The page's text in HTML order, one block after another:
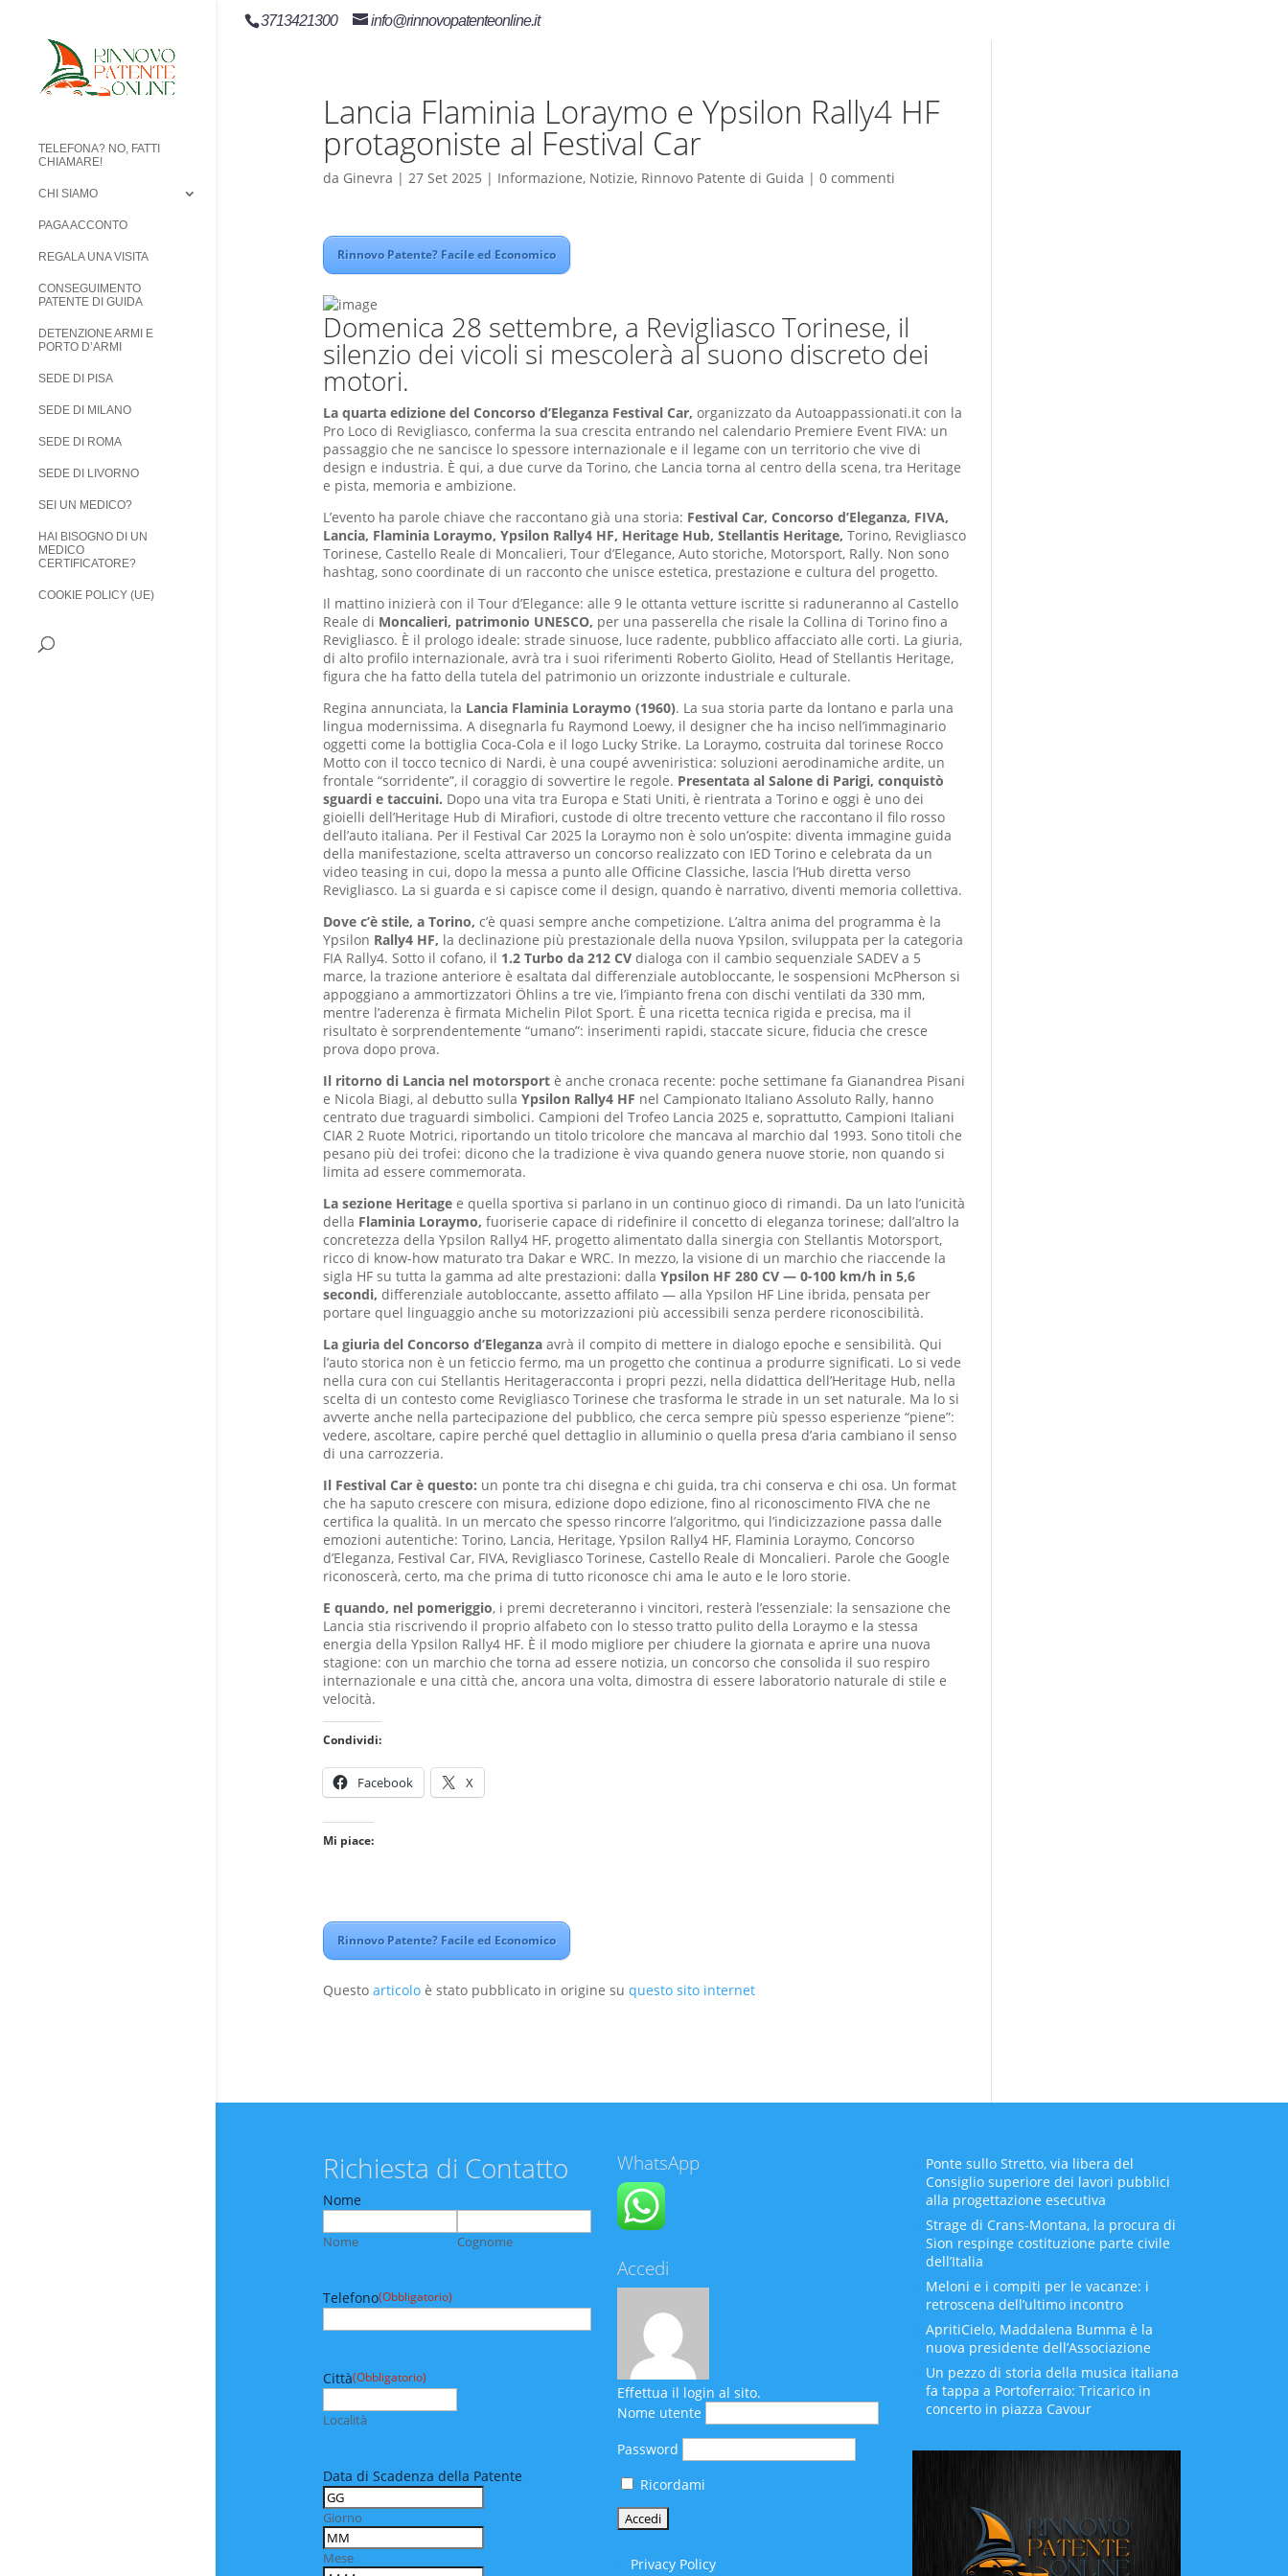
3713421300 info@rinnovopatenteonline.it
TELEFONA? NO, FATTI
CHIAMARE!
CHI SIAMO
PAGA ACCONTO
REGALA UNA VISITA
CONSEGUIMENTO
PATENTE DI GUIDA
DETENZIONE ARMI E
PORTO D’ARMI
SEDE DI PISA
SEDE DI MILANO
SEDE DI ROMA
SEDE DI LIVORNO
SEI UN MEDICO?
HAI BISOGNO DI UN
MEDICO
CERTIFICATORE?
COOKIE POLICY (UE)
Lancia Flaminia Loraymo e Ypsilon Rally4 HF
protagoniste al Festival Car
da Ginevra | 27 Set 2025 | Informazione, Notizie, Rinnovo Patente di Guida | 0 commenti
Rinnovo Patente? Facile ed Economico
Domenica 28 settembre, a Revigliasco Torinese, il
silenzio dei vicoli si mescolerà al suono discreto dei
motori.
La quarta edizione del Concorso d’Eleganza Festival Car, organizzato da Autoappassionati.it con la
Pro Loco di Revigliasco, conferma la sua crescita entrando nel calendario Premiere Event FIVA: un
passaggio che ne sancisce lo spessore internazionale e il legame con un territorio che vive di
design e industria. È qui, a due curve da Torino, che Lancia torna al centro della scena, tra Heritage
e pista, memoria e ambizione.
L’evento ha parole chiave che raccontano già una storia: Festival Car, Concorso d’Eleganza, FIVA,
Lancia, Flaminia Loraymo, Ypsilon Rally4 HF, Heritage Hub, Stellantis Heritage, Torino, Revigliasco
Torinese, Castello Reale di Moncalieri, Tour d’Elegance, Auto storiche, Motorsport, Rally. Non sono
hashtag, sono coordinate di un racconto che unisce estetica, prestazione e cultura del progetto.
Il mattino inizierà con il Tour d’Elegance: alle 9 le ottanta vetture iscritte si raduneranno al Castello
Reale di Moncalieri, patrimonio UNESCO, per una passerella che risale la Collina di Torino fino a
Revigliasco. È il prologo ideale: strade sinuose, luce radente, pubblico affacciato alle corti. La giuria,
di alto profilo internazionale, avrà tra i suoi riferimenti Roberto Giolito, Head of Stellantis Heritage,
figura che ha fatto della tutela del patrimonio un orizzonte industriale e culturale.
Regina annunciata, la Lancia Flaminia Loraymo (1960). La sua storia parte da lontano e parla una
lingua modernissima. A disegnarla fu Raymond Loewy, il designer che ha inciso nell’immaginario
oggetti come la bottiglia Coca-Cola e il logo Lucky Strike. La Loraymo, costruita dal torinese Rocco
Motto con il tocco tecnico di Nardi, è una coupé avveniristica: soluzioni aerodinamiche ardite, un
frontale “sorridente”, il coraggio di sovvertire le regole. Presentata al Salone di Parigi, conquistò
sguardi e taccuini. Dopo una vita tra Europa e Stati Uniti, è rientrata a Torino e oggi è uno dei
gioielli dell’Heritage Hub di Mirafiori, custode di oltre trecento vetture che raccontano il filo rosso
dell’auto italiana. Per il Festival Car 2025 la Loraymo non è solo un’ospite: diventa immagine guida
della manifestazione, scelta attraverso un concorso realizzato con IED Torino e celebrata da un
video teasing in cui, dopo la messa a punto alle Officine Classiche, lascia l’Hub diretta verso
Revigliasco. La si guarda e si capisce come il design, quando è narrativo, diventi memoria collettiva.
Dove c’è stile, a Torino, c’è quasi sempre anche competizione. L’altra anima del programma è la
Ypsilon Rally4 HF, la declinazione più prestazionale della nuova Ypsilon, sviluppata per la categoria
FIA Rally4. Sotto il cofano, il 1.2 Turbo da 212 CVdialoga con il cambio sequenziale SADEV a 5
marce, la trazione anteriore è esaltata dal differenziale autobloccante, le sospensioni McPherson si
appoggiano a ammortizzatori Öhlins a tre vie, l’impianto frena con dischi ventilati da 330 mm,
mentre l’aderenza è firmata Michelin Pilot Sport. È una ricetta tecnica rigida e precisa, ma il
risultato è sorprendentemente “umano”: inserimenti rapidi, staccate sicure, fiducia che cresce
prova dopo prova.
Il ritorno di Lancia nel motorsport è anche cronaca recente: poche settimane fa Gianandrea Pisani
e Nicola Biagi, al debutto sulla Ypsilon Rally4 HF nel Campionato Italiano Assoluto Rally, hanno
centrato due traguardi simbolici. Campioni del Trofeo Lancia 2025 e, soprattutto, Campioni Italiani
CIAR 2 Ruote Motrici, riportando un titolo tricolore che mancava al marchio dal 1993. Sono titoli che
pesano più dei trofei: dicono che la tradizione è viva quando genera nuove storie, non quando si
limita ad essere commemorata.
La sezione Heritage e quella sportiva si parlano in un continuo gioco di rimandi. Da un lato l’unicità
della Flaminia Loraymo, fuoriserie capace di ridefinire il concetto di eleganza torinese; dall’altro la
concretezza della Ypsilon Rally4 HF, progetto alimentato dalla sinergia con Stellantis Motorsport,
ricco di know-how maturato tra Dakar e WRC. In mezzo, la visione di un marchio che riaccende la
sigla HF su tutta la gamma ad alte prestazioni: dalla Ypsilon HF 280 CV — 0-100 km/h in 5,6
secondi, differenziale autobloccante, assetto affilato — alla Ypsilon HF Line ibrida, pensata per
portare quel linguaggio anche su motorizzazioni più accessibili senza perdere riconoscibilità.
La giuria del Concorso d’Eleganzaavrà il compito di mettere in dialogo epoche e sensibilità. Qui
l’auto storica non è un feticcio fermo, ma un progetto che continua a produrre significati. Lo si vede
nella cura con cui Stellantis Heritageracconta i propri pezzi, nella didattica dell’Heritage Hub, nella
scelta di un contesto come Revigliasco Torinese che trasforma le strade in un set naturale. Ma lo si
avverte anche nella partecipazione del pubblico, che cerca sempre più spesso esperienze “piene”:
vedere, ascoltare, capire perché quel dettaglio in alluminio o quella presa d’aria cambiano il senso
di una carrozzeria.
Il Festival Car è questo: un ponte tra chi disegna e chi guida, tra chi conserva e chi osa. Un format
che ha saputo crescere con misura, edizione dopo edizione, fino al riconoscimento FIVA che ne
certifica la qualità. In un mercato che spesso rincorre l’algoritmo, qui l’indicizzazione passa dalle
emozioni autentiche: Torino, Lancia, Heritage, Ypsilon Rally4 HF, Flaminia Loraymo, Concorso
d’Eleganza, Festival Car, FIVA, Revigliasco Torinese, Castello Reale di Moncalieri. Parole che Google
riconoscerà, certo, ma che prima di tutto riconosce chi ama le auto e le loro storie.
E quando, nel pomeriggio, i premi decreteranno i vincitori, resterà l’essenziale: la sensazione che
Lancia stia riscrivendo il proprio alfabeto con lo stesso tratto pulito della Loraymo e la stessa
energia della Ypsilon Rally4 HF. È il modo migliore per chiudere la giornata e aprire una nuova
stagione: con un marchio che torna ad essere notizia, un concorso che consolida il suo respiro
internazionale e una città che, ancora una volta, dimostra di essere laboratorio naturale di stile e
velocità.
Condividi:
Facebook X
Mi piace:
Rinnovo Patente? Facile ed Economico
Questo articoloè stato pubblicato in origine su questo sito internet
Richiesta di Contatto
Nome
Nome Cognome
Telefono(Obbligatorio)
Città(Obbligatorio)
Località
Data di Scadenza della Patente
Giorno
Mese
WhatsApp
Accedi
Effettua il login al sito.
Nome utente
Password
Ricordami
Privacy Policy
Ponte sullo Stretto, via libera del
Consiglio superiore dei lavori pubblici
alla progettazione esecutiva
Strage di Crans-Montana, la procura di
Sion respinge costituzione parte civile
dell’Italia
Meloni e i compiti per le vacanze: i
retroscena dell’ultimo incontro
ApritiCielo, Maddalena Bumma è la
nuova presidente dell’Associazione
Un pezzo di storia della musica italiana
fa tappa a Portoferraio: Tricarico in
concerto in piazza Cavour